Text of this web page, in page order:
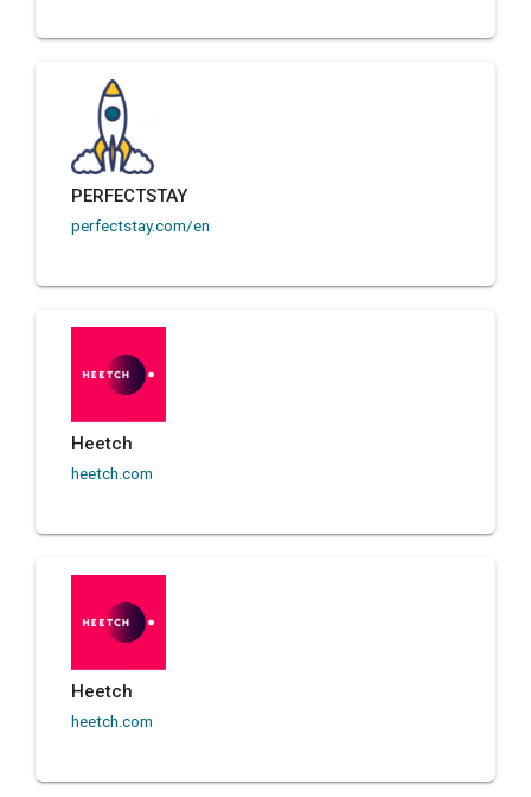
PERFECTSTAY
perfectstay.com/en
Heetch
heetch.com
Heetch
heetch.com